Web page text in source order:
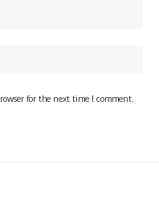
for the next time I comment.